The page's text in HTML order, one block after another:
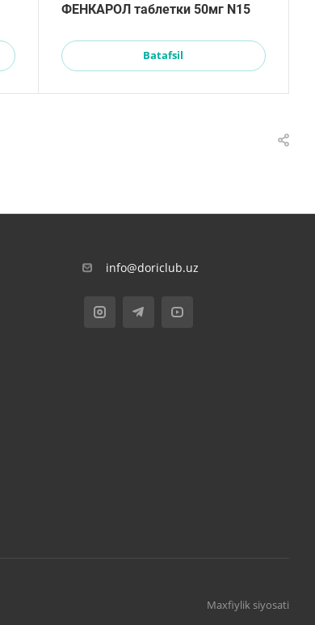
ФЕНКАРОЛ таблетки 50мг N15
Batafsil
info@doriclub.uz
Maxfiylik siyosati